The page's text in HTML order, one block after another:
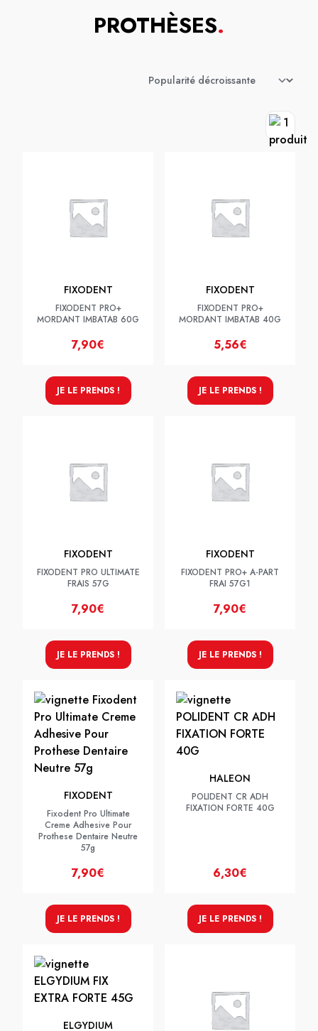
PROTHÈSES.
FIXODENT
FIXODENT PRO+
MORDANT IMBATAB 60G
7,90€
JE LE PRENDS !
FIXODENT
FIXODENT PRO+
MORDANT IMBATAB 40G
5,56€
JE LE PRENDS !
FIXODENT
FIXODENT PRO ULTIMATE
FRAIS 57G
7,90€
JE LE PRENDS !
FIXODENT
FIXODENT PRO+ A-PART
FRAI 57G1
7,90€
JE LE PRENDS !
FIXODENT
Fixodent Pro Ultimate
Creme Adhesive Pour
Prothese Dentaire Neutre
57g
7,90€
JE LE PRENDS !
HALEON
POLIDENT CR ADH
FIXATION FORTE 40G
6,30€
JE LE PRENDS !
ELGYDIUM